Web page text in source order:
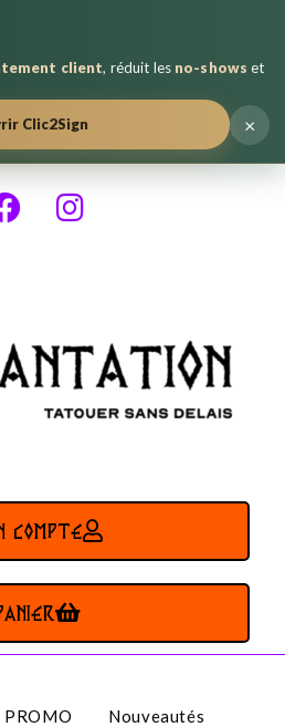
client, réduit les no-shows et
Clic2Sign
×
COMPTE
PROMO
Nouveautés